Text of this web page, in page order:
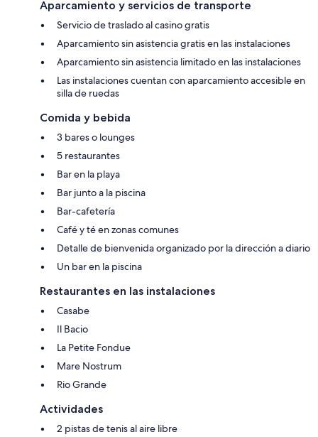
Aparcamiento y servicios de transporte
Servicio de traslado al casino gratis
Aparcamiento sin asistencia gratis en las instalaciones
Aparcamiento sin asistencia limitado en las instalaciones
Las instalaciones cuentan con aparcamiento accesible en
silla de ruedas
Comida y bebida
3 bares o lounges
5 restaurantes
Bar en la playa
Bar junto a la piscina
Bar-cafetería
Café y té en zonas comunes
Detalle de bienvenida organizado por la dirección a diario
Un bar en la piscina
Restaurantes en las instalaciones
Casabe
Il Bacio
La Petite Fondue
Mare Nostrum
Rio Grande
Actividades
2 pistas de tenis al aire libre